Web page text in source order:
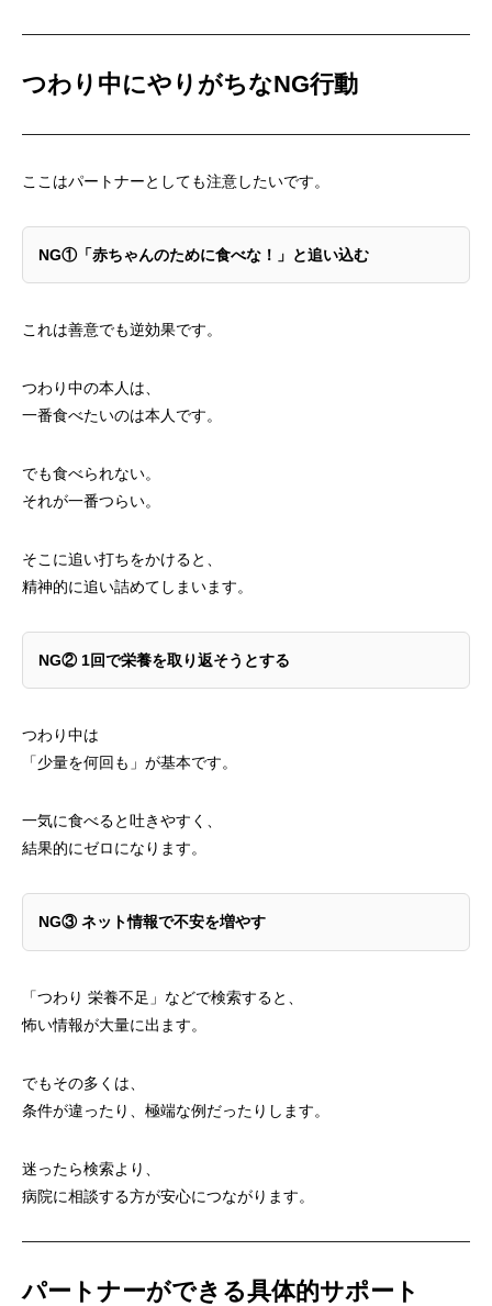
つわり中にやりがちなNG行動
ここはパートナーとしても注意したいです。
NG①「赤ちゃんのために食べな！」と追い込む
これは善意でも逆効果です。
つわり中の本人は、
一番食べたいのは本人です。
でも食べられない。
それが一番つらい。
そこに追い打ちをかけると、
精神的に追い詰めてしまいます。
NG② 1回で栄養を取り返そうとする
つわり中は
「少量を何回も」が基本です。
一気に食べると吐きやすく、
結果的にゼロになります。
NG③ネット情報で不安を増やす
「つわり 栄養不足」などで検索すると、
怖い情報が大量に出ます。
でもその多くは、
条件が違ったり、極端な例だったりします。
迷ったら検索より、
病院に相談する方が安心につながります。
パートナーができる具体的サポート